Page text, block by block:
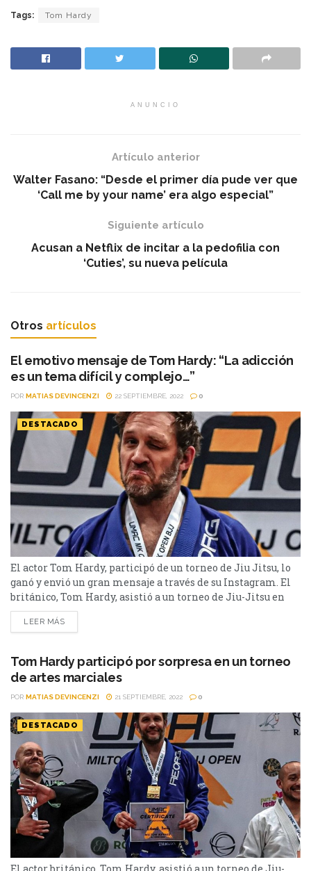
Tags: Tom Hardy
ANUNCIO
Artículo anterior
Walter Fasano: “Desde el primer día pude ver que
‘Call me by your name’ era algo especial”
Siguiente artículo
Acusan a Netflix de incitar a la pedofilia con
‘Cuties’, su nueva película
Otros artículos
El emotivo mensaje de Tom Hardy: “La adicción
es un tema difícil y complejo…”
POR MATIAS DEVINCENZI 22 SEPTIEMBRE, 2022 0
DESTACADO
El actor Tom Hardy, participó de un torneo de Jiu Jitsu, lo
ganó y envió un gran mensaje a través de su Instagram. El
británico, Tom Hardy, asistió a un torneo de Jiu-Jitsu en
Milton Keynes. Su participación fue una sorpresa para
propios y extraños. Además de ser muy amable con todos
LEER MÁS
Tom Hardy participó por sorpresa en un torneo
de artes marciales
POR MATIAS DEVINCENZI 21 SEPTIEMBRE, 2022 0
DESTACADO